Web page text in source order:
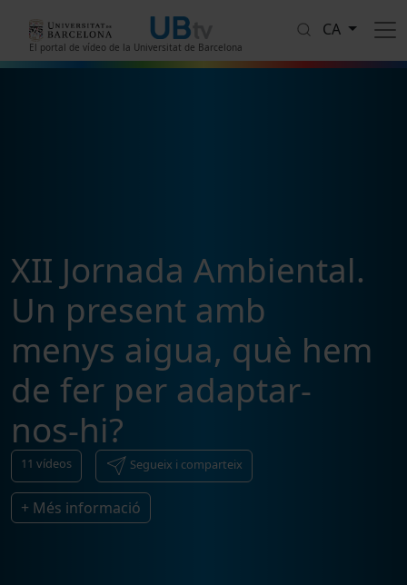
El portal de vídeo de la Universitat de Barcelona
CA
XII Jornada Ambiental.
Un present amb
menys aigua, què hem
de fer per adaptar-
nos-hi?
11 vídeos Segueix i comparteix
+ Més informació